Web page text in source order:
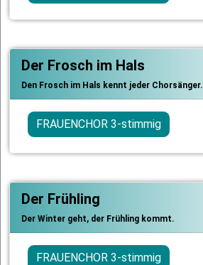
Der Frosch im Hals
Den Frosch im Hals kennt jeder Chorsänger.
FRAUENCHOR 3-stimmig
Der Frühling
Der Winter geht, der Frühling kommt.
FRAUENCHOR 3-stimmig